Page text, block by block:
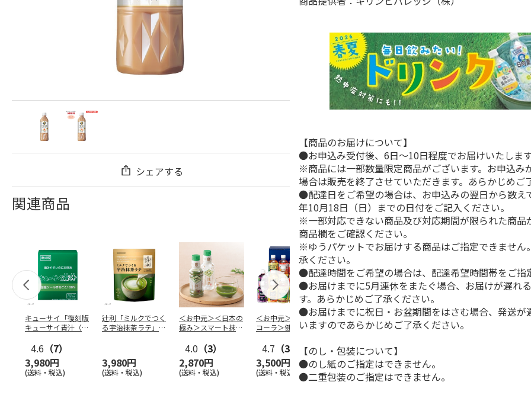
シェアする
関連商品
キューサイ「復刻版
キューサイ青汁（30
4.6 （7）
3,980円
(送料・税込)
辻利「ミルクでつく
る宇治抹茶ラテ」
3,980円
(送料・税込)
＜お中元＞＜日本の
極み＞スマート抹
4.0 （3）
2,870円
(送料・税込)
＜お中元＞＜コカ・
コーラ＞健康飲料詰
4.7 （3）
3,500円
(送料・税込)
トワイニング「腸活
ミルクティー（機能
入×…
3,980円
(送料・税込)
＜お中元＞＜山田養
蜂場＞ハニードリン
3,480円
(送料・税込)
九州産野菜
【商品のお届けについて】
●お申込み受付後、6日～10日程度でお届けいたしま
※商品には一部数量限定商品がございます。お申込み
場合は販売を終了させていただきます。あらかじめご
●配達日をご希望の場合は、お申込みの翌日から数え
年10月18日（日）までの日付をご記入ください。
※一部対応できない商品及び対応期間が限られた商品
商品欄をご確認ください。
※ゆうパケットでお届けする商品はご指定できません
承ください。
●配達時間をご希望の場合は、配達希望時間帯をご指
●お届けまでに5月連休をまたぐ場合、お届けが遅れ
す。あらかじめご了承ください。
●お届けまでに祝日・お盆期間をはさむ場合、発送が
いますのであらかじめご了承ください。
【のし・包装について】
●のし紙のご指定はできません。
●二重包装のご指定はできません。